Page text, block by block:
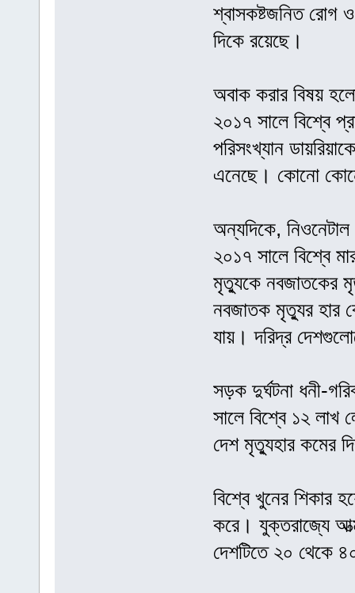
শ্বাসকষ্টজনিত রোগ
দিকে রয়েছে।
অবাক করার বিষয়
২০১৭ সালে বিশ্বে
পরিসংখ্যান
এনেছে। কোনো
অন্যদিকে,
২০১৭ সালে বিশ্বে
মৃত্যুকে নবজাতকের
নবজাতক মৃত্যুর হার
যায়। দরিদ্র
সড়ক দুর্ঘটনা ধনী-
সালে বিশ্বে ১২ লাখ
দেশ মৃত্যুহার কমের
বিশ্বে খুনের শিকার
করে। যুক্তরাজ্যে
দেশটিতে ২০ থেকে